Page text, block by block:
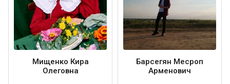
Мищенко Кира
Олеговна
Барсегян Месроп
Арменович